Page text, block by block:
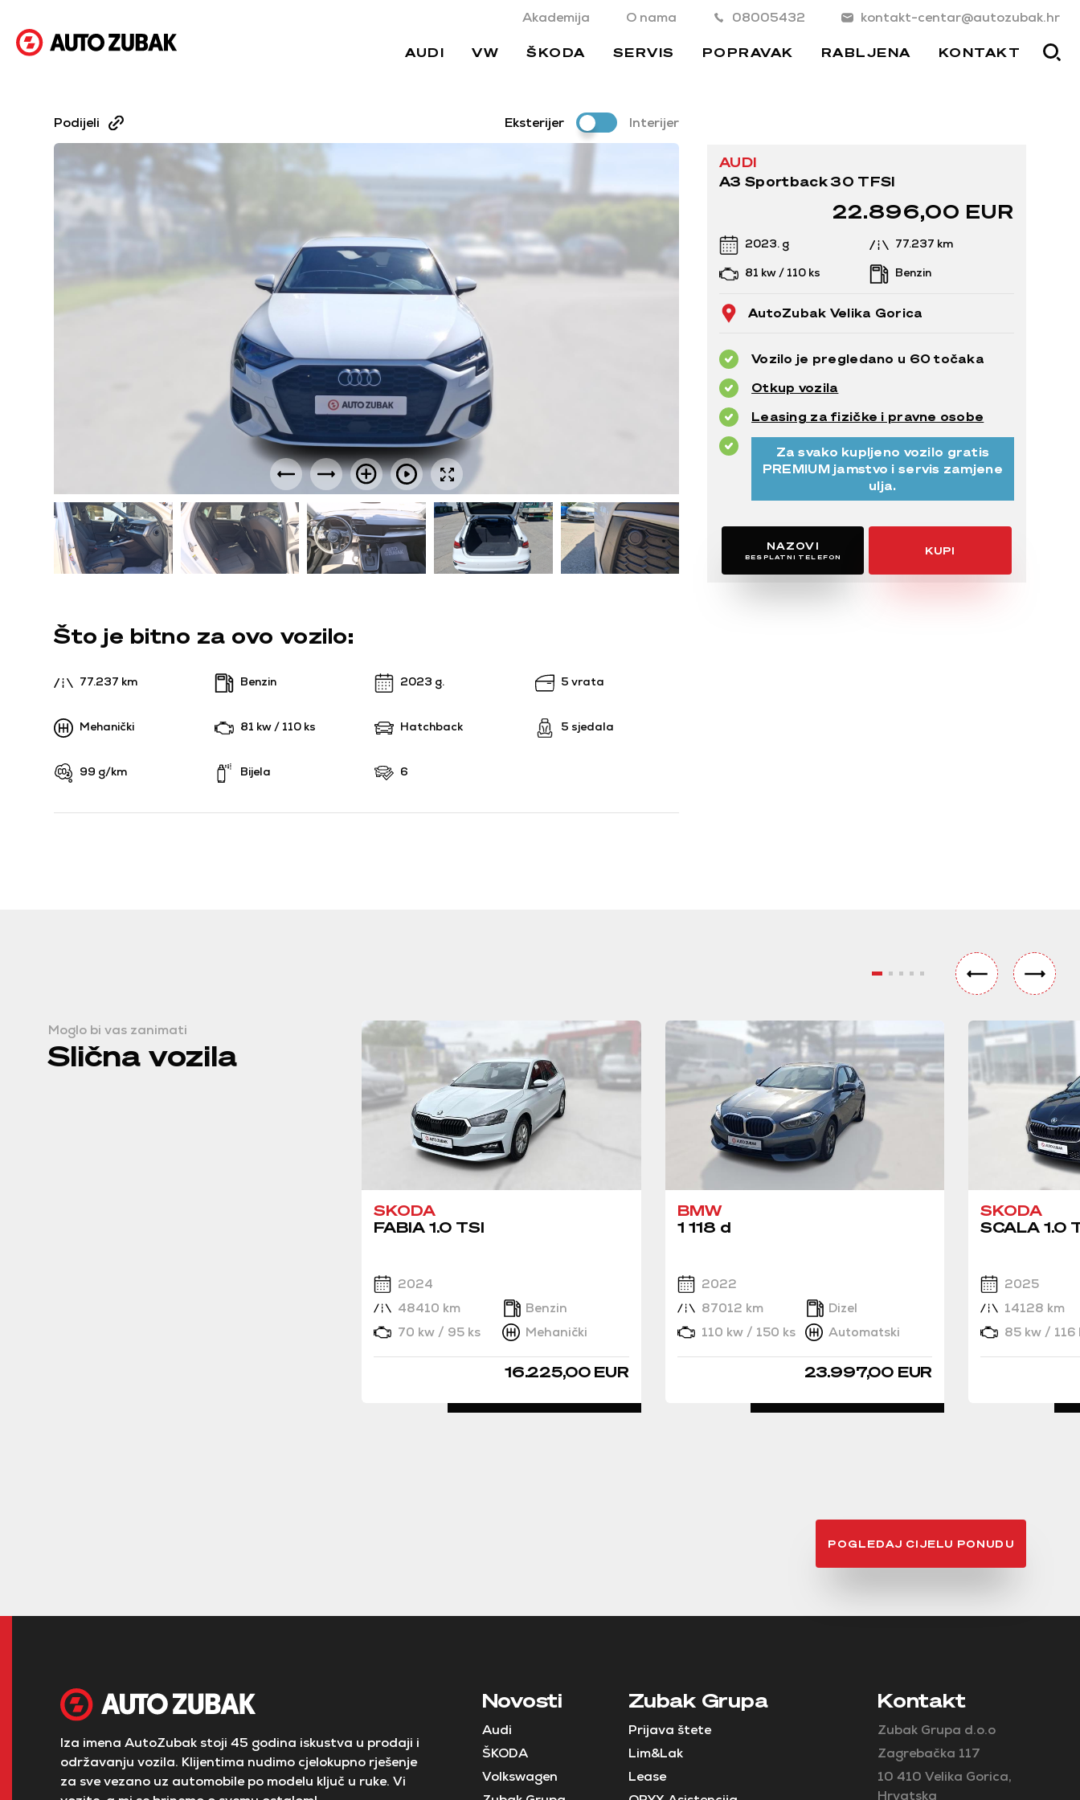
Akademija O nama 08005432 kontakt-centar@autozubak.hr
AUDI VW ŠKODA SERVIS POPRAVAK RABLJENA KONTAKT
Podijeli Eksterijer Interijer
AUDI
A3 Sportback 30 TFSI
22.896,00 EUR
2023. g
77.237 km
81 kw / 110 ks
Benzin
AutoZubak Velika Gorica
Vozilo je pregledano u 60 točaka
Otkup vozila
Leasing za fizičke i pravne osobe
Za svako kupljeno vozilo gratis
PREMIUM jamstvo i servis zamjene
ulja.
NAZOVI
BESPLATNI TELEFON
KUPI
Što je bitno za ovo vozilo:
77.237 km Benzin 2023 g. 5 vrata
Mehanički 81 kw / 110 ks Hatchback 5 sjedala
99 g/km Bijela 6
Moglo bi vas zanimati
Slična vozila
SKODA
FABIA 1.0 TSI
2024
48410 km
Benzin
70 kw / 95 ks
Mehanički
16.225,00 EUR
BMW
1 118 d
2022
87012 km
Dizel
110 kw / 150 ks
Automatski
23.997,00 EUR
SKODA
SCALA 1.0
2025
14128 km
85 kw / 116
POGLEDAJ CIJELU PONUDU
Iza imena AutoZubak stoji 45 godina iskustva u prodaji i
održavanju vozila. Klijentima nudimo cjelokupno rješenje
za sve vezano uz automobile po modelu ključ u ruke. Vi
Novosti
Audi
ŠKODA
Volkswagen
Zubak Grupa
Prijava štete
Lim&Lak
Lease
Kontakt
Zubak Grupa d.o.o
Zagrebačka 117
10 410 Velika Gorica,
Hrvatska